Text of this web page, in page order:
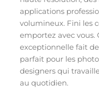
applications
volumineux. Fini les
emportez avec vous.
exceptionnelle fait de
parfait pour les
designers qui
au quotidien.